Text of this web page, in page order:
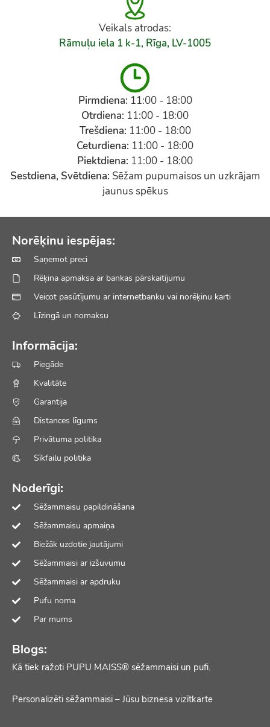
Veikals atrodas:
Rāmuļu iela 1 k-1, Rīga, LV-1005
Pirmdiena: 11:00 - 18:00
Otrdiena: 11:00 - 18:00
Trešdiena: 11:00 - 18:00
Ceturdiena: 11:00 - 18:00
Piektdiena: 11:00 - 18:00
Sestdiena, Svētdiena: Sēžam pupumaisos un uzkrājam
jaunus spēkus
Norēķinu iespējas:
Saņemot preci
Rēķina apmaksa ar bankas pārskaitījumu
Veicot pasūtījumu ar internetbanku vai norēķinu karti
Līzingā un nomaksu
Informācija:
Piegāde
Kvalitāte
Garantija
Distances līgums
Privātuma politika
Sīkfailu politika
Noderīgi:
Sēžammaisu papildināšana
Sēžammaisu apmaiņa
Biežāk uzdotie jautājumi
Sēžammaisi ar izšuvumu
Sēžammaisi ar apdruku
Pufu noma
Par mums
Blogs:
Kā tiek ražoti PUPU MAISS® sēžammaisi un pufi.
Personalizēti sēžammaisi – Jūsu biznesa vizītkarte